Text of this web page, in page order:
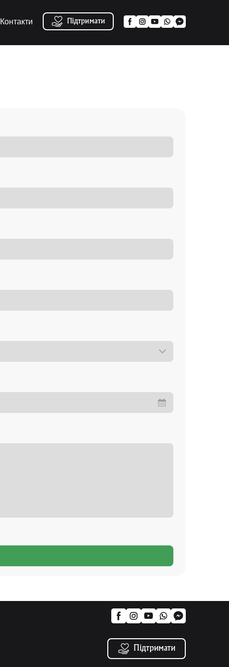
Контакти Підтримати
Підтримати